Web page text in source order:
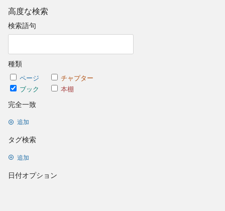
高度な検索
検索語句
種類
ページ
チャプター
ブック
本棚
完全一致
追加
タグ検索
追加
日付オプション